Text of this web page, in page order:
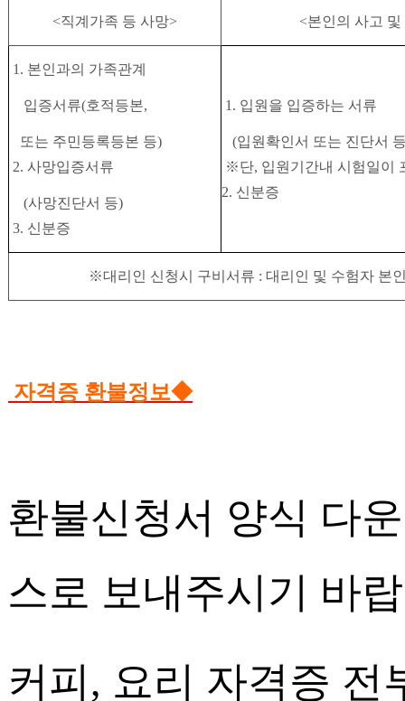
<직계가족 등 사망> <본인의 사고
1. 본인과의 가족관계
입증서류(호적등본,
또는 주민등록등본 등)
2. 사망입증서류
(사망진단서 등)
3. 신분증
1. 입원을 입증하는 서류
(입원확인서 또는 진단서
※단, 입원기간내 시험일이
2. 신분증
※대리인 신청시 구비서류 : 대리인 및 수험자 본
자격증 환불정보◆
환불신청서 양식 다
스로 보내주시기 바
커피, 요리 자격증 전